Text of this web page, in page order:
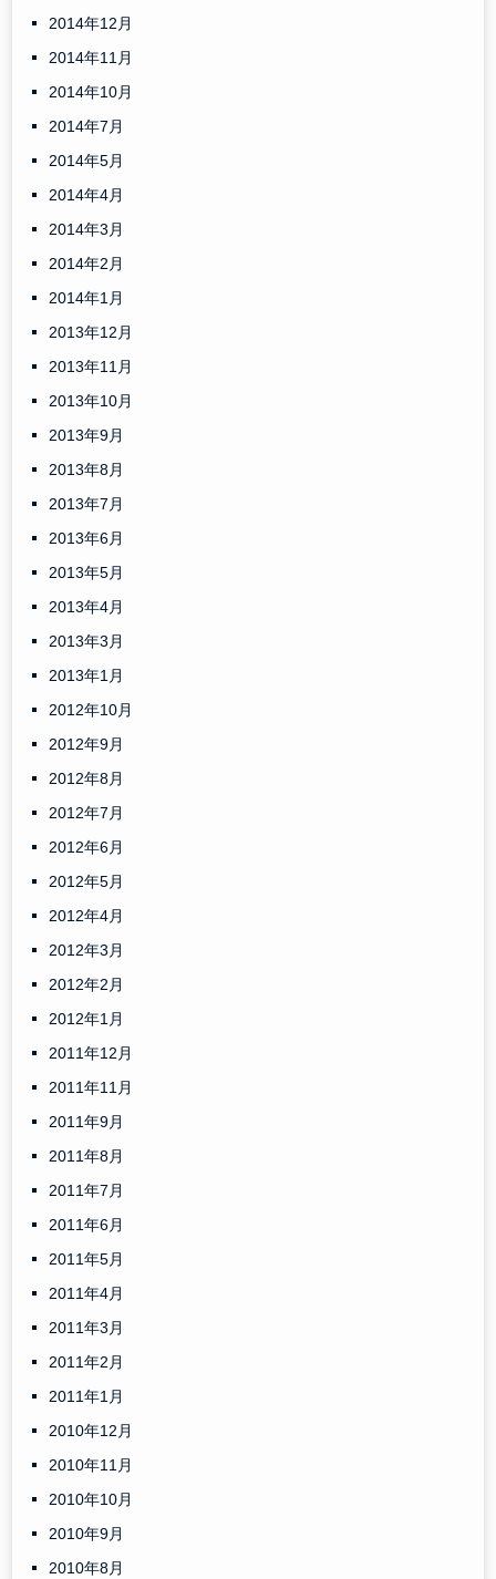
2014年12月
2014年11月
2014年10月
2014年7月
2014年5月
2014年4月
2014年3月
2014年2月
2014年1月
2013年12月
2013年11月
2013年10月
2013年9月
2013年8月
2013年7月
2013年6月
2013年5月
2013年4月
2013年3月
2013年1月
2012年10月
2012年9月
2012年8月
2012年7月
2012年6月
2012年5月
2012年4月
2012年3月
2012年2月
2012年1月
2011年12月
2011年11月
2011年9月
2011年8月
2011年7月
2011年6月
2011年5月
2011年4月
2011年3月
2011年2月
2011年1月
2010年12月
2010年11月
2010年10月
2010年9月
2010年8月